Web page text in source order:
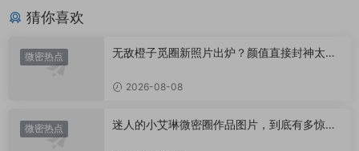
猜你喜欢
微密热点
无敌橙子觅圈新照片出炉？颜值直接封神太惊
2026-08-08
微密热点
迷人的小艾琳微密圈作品图片，到底有多惊